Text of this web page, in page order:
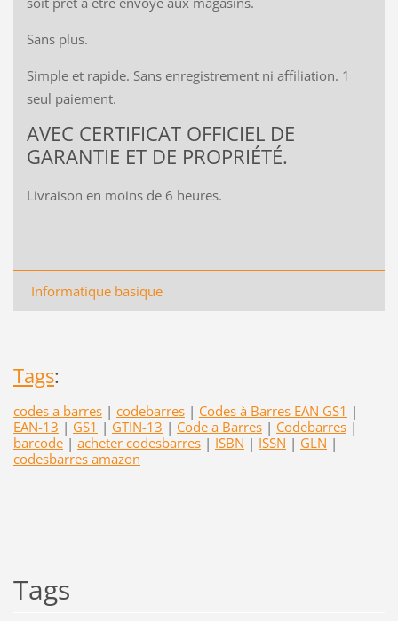
Sans plus.
Simple et rapide. Sans enregistrement ni affiliation. 1
seul paiement.
AVEC CERTIFICAT OFFICIEL DE
GARANTIE ET DE PROPRIÉTÉ.
Livraison en moins de 6 heures.
Informatique basique
Tags:
codes a barres | codebarres | Codes à Barres EAN GS1 |
EAN-13 | GS1 | GTIN-13 | Code a Barres | Codebarres |
barcode | acheter codesbarres | ISBN | ISSN | GLN |
codesbarres amazon
Tags